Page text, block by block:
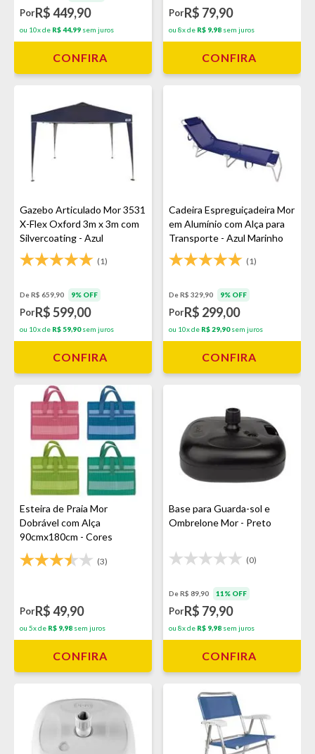
PorR$ 449,90
ou 10x de R$ 44,99 sem juros
CONFIRA
PorR$ 79,90
ou 8x de R$ 9,98 sem juros
CONFIRA
Gazebo Articulado Mor 3531
X-Flex Oxford 3m x 3m com
Silvercoating - Azul
(1)
De R$ 659,90 9% OFF
PorR$ 599,00
ou 10x de R$ 59,90sem juros
CONFIRA
Cadeira Espreguiçadeira Mor
em Alumínio com Alça para
Transporte - Azul Marinho
(1)
De R$ 329,90 9% OFF
PorR$ 299,00
ou 10x de R$ 29,90sem juros
CONFIRA
Esteira de Praia Mor
Dobrável com Alça
90cmx180cm - Cores
Sortidas
(3)
PorR$ 49,90
ou 5x de R$ 9,98 sem juros
CONFIRA
Base para Guarda-sol e
Ombrelone Mor - Preto
(0)
De R$ 89,90 11% OFF
PorR$ 79,90
ou 8x de R$ 9,98 sem juros
CONFIRA